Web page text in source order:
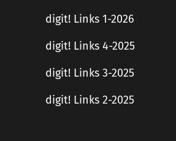
digit! Links 1-2026
digit! Links 4-2025
digit! Links 3-2025
digit! Links 2-2025